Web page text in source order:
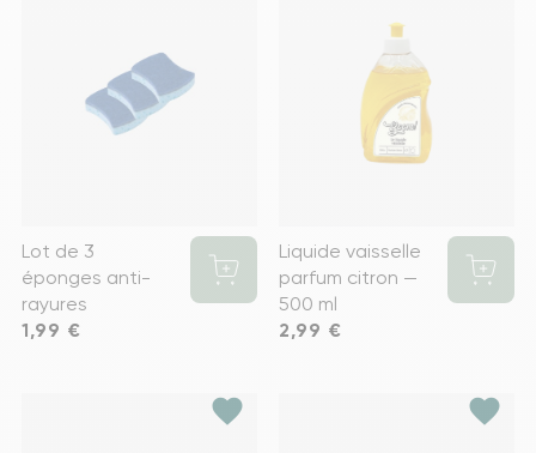
Lot de 3
éponges anti-
rayures
Prix
1,99 €
Liquide vaisselle
parfum citron —
500 ml
Prix
2,99 €
favorite favorite